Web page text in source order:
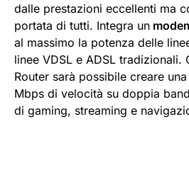
dalle prestazioni eccellenti ma
portata di tutti. Integra un
al massimo la potenza delle
linee VDSL e ADSL tradizionali.
Router sarà possibile creare
Mbps di velocità su doppia
di gaming, streaming e